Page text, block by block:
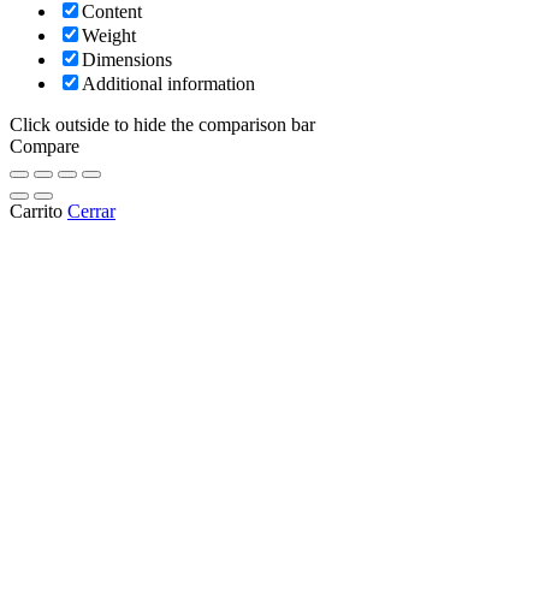
Content
Weight
Dimensions
Additional information
Click outside to hide the comparison bar
Compare
Carrito Cerrar